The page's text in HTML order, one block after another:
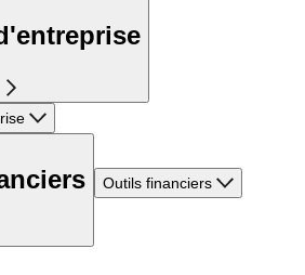
Outils financiers